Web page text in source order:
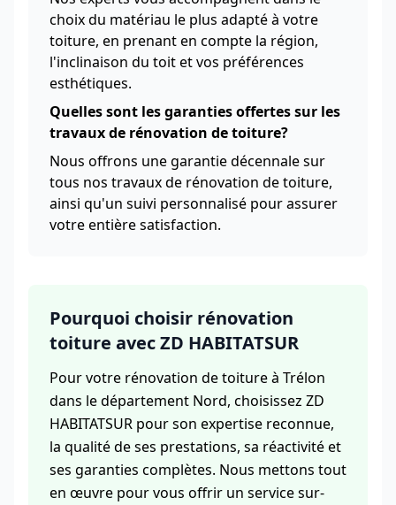
choix du matériau le plus adapté à votre
toiture, en prenant en compte la région,
l'inclinaison du toit et vos préférences
esthétiques.
Quelles sont les garanties offertes sur les
travaux de rénovation de toiture?
Nous offrons une garantie décennale sur
tous nos travaux de rénovation de toiture,
ainsi qu'un suivi personnalisé pour assurer
votre entière satisfaction.
Pourquoi choisir rénovation
toiture avec ZD HABITATSUR
Pour votre rénovation de toiture à Trélon
dans le département Nord, choisissez ZD
HABITATSUR pour son expertise reconnue,
la qualité de ses prestations, sa réactivité et
ses garanties complètes. Nous mettons tout
en œuvre pour vous offrir un service sur-